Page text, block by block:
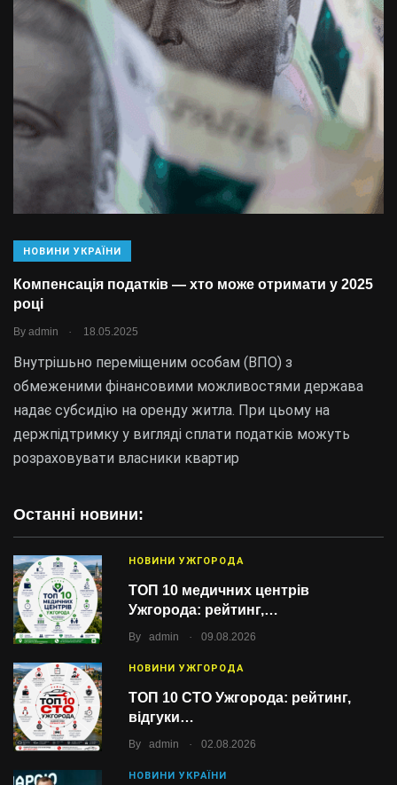
НОВИНИ УКРАЇНИ
Компенсація податків — хто може отримати у 2025
році
By admin . 18.05.2025
Внутрішьно переміщеним особам (ВПО) з
обмеженими фінансовими можливостями держава
надає субсидію на оренду житла. При цьому на
держпідтримку у вигляді сплати податків можуть
розраховувати власники квартир
Останні новини:
НОВИНИ УЖГОРОДА
ТОП 10 медичних центрів
Ужгорода: рейтинг,…
By admin . 09.08.2026
НОВИНИ УЖГОРОДА
ТОП 10 СТО Ужгорода: рейтинг,
відгуки…
By admin . 02.08.2026
НОВИНИ УКРАЇНИ